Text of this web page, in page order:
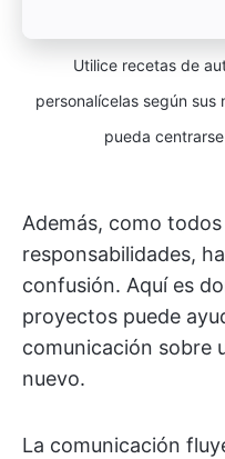
Utilice recetas de
personalícelas según
pueda
Además, como
responsabilidades,
confusión. Aquí es
proyectos puede
comunicación sobre
nuevo.
La comunicación